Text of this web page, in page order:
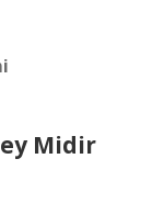
Midir